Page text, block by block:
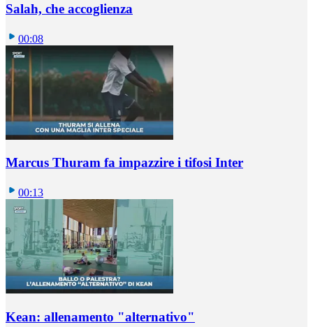
Salah, che accoglienza
00:08
Marcus Thuram fa impazzire i tifosi Inter
00:13
Kean: allenamento "alternativo"